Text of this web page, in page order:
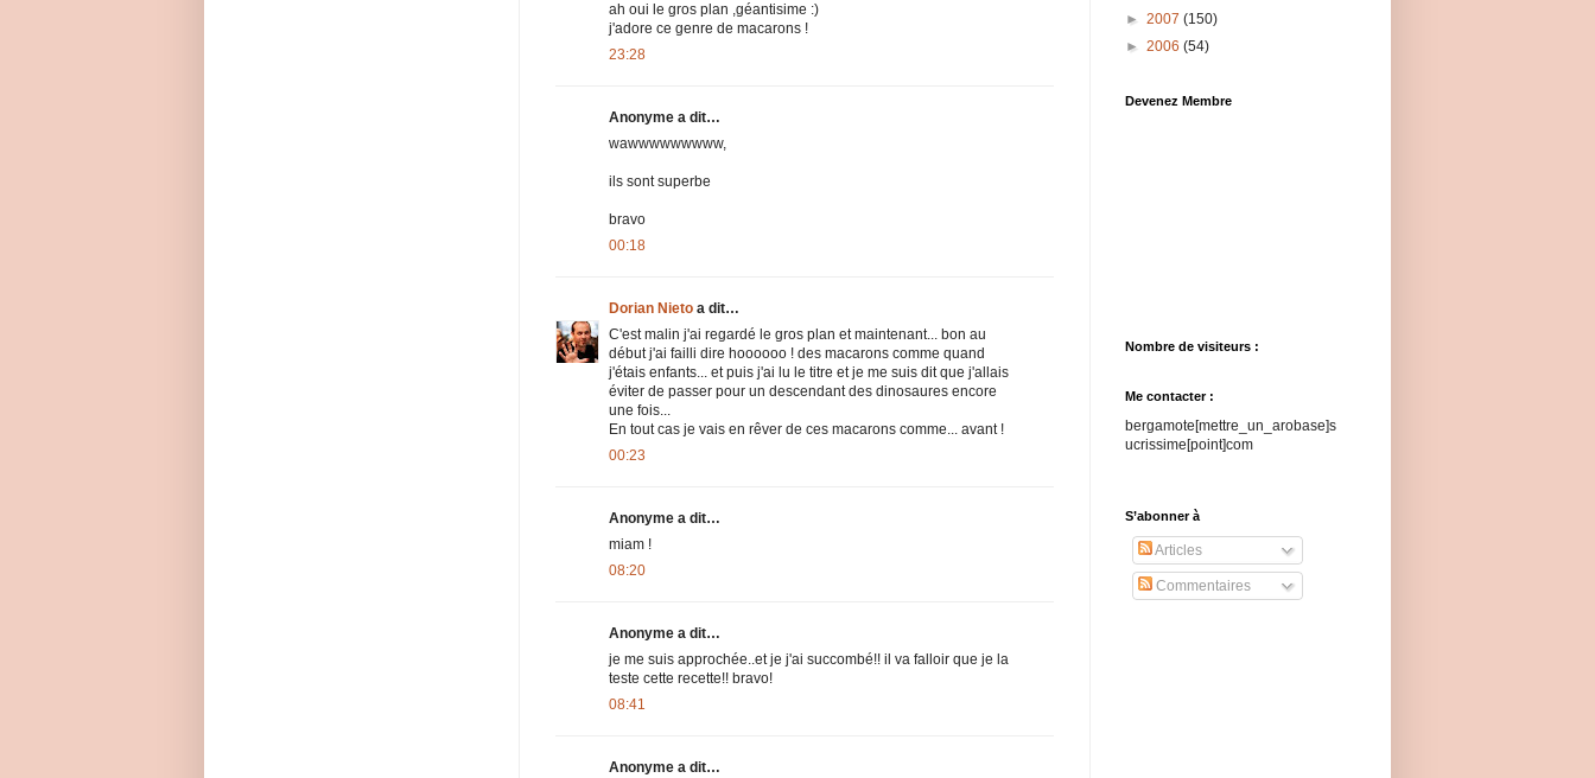
ah oui le gros plan ,géantisime :)
j'adore ce genre de macarons !
23:28
Anonyme a dit…
wawwwwwwwww,
ils sont superbe
bravo
00:18
Dorian Nieto a dit…
C'est malin j'ai regardé le gros plan et maintenant... bon au
début j'ai failli dire hoooooo ! des macarons comme quand
j'étais enfants... et puis j'ai lu le titre et je me suis dit que j'allais
éviter de passer pour un descendant des dinosaures encore
une fois...
En tout cas je vais en rêver de ces macarons comme... avant !
00:23
Anonyme a dit…
miam !
08:20
Anonyme a dit…
je me suis approchée..et je j'ai succombé!! il va falloir que je la
teste cette recette!! bravo!
08:41
Anonyme a dit…
► 2007 (150)
► 2006 (54)
Devenez Membre
Nombre de visiteurs :
Me contacter :
bergamote[mettre_un_arobase]s
ucrissime[point]com
S’abonner à
Articles
Commentaires